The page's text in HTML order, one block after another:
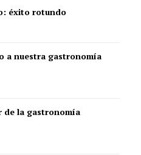
éxito rotundo
a nuestra gastronomía
de la gastronomía